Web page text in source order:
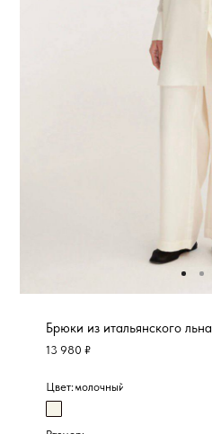
Брюки из итальянского льна
13 980 ₽
Цвет:молочный